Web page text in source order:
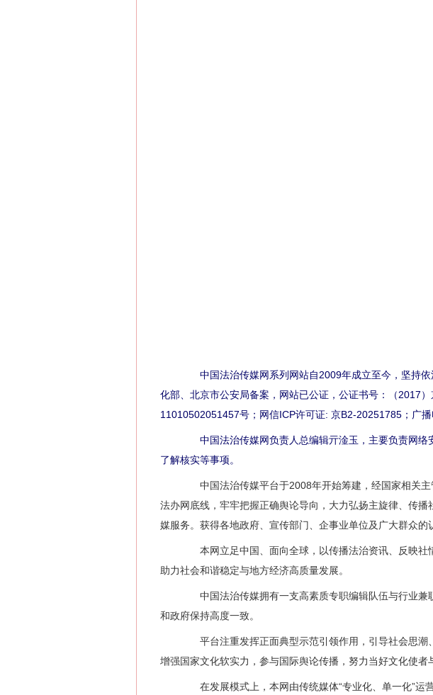
中国法治传媒网系列网站自2009年成立至今，坚持依
化部、北京市公安局备案，网站已公证，公证书号：（2017
11010502051457号；网信ICP许可证: 京B2-20251785；广
中国法治传媒网负责人总编辑亓淦玉，主要负责网络
了解核实等事项。
中国法治传媒平台于2008年开始筹建，经国家相关主
法办网底线，牢牢把握正确舆论导向，大力弘扬主旋律、传
媒服务。获得各地政府、宣传部门、企事业单位及广大群众的
本网立足中国、面向全球，以传播法治资讯、反映社
助力社会和谐稳定与地方经济高质量发展。
中国法治传媒拥有一支高素质专职编辑队伍与行业兼
和政府保持高度一致。
平台注重发挥正面典型示范引领作用，引导社会思潮
增强国家文化软实力，参与国际舆论传播，努力当好文化使者
在发展模式上，本网由传统媒体“专业化、单一化”运